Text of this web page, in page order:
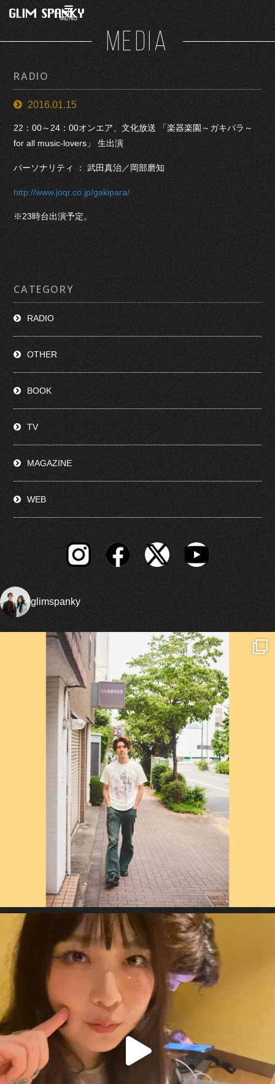
MENU
MEDIA
RADIO
2016.01.15
22：00～24：00オンエア、文化放送 「楽器楽園～ガキパラ～
for all music-lovers」 生出演
パーソナリティ ： 武田真治／岡部磨知
http://www.joqr.co.jp/gakipara/
※23時台出演予定。
CATEGORY
RADIO
OTHER
BOOK
TV
MAGAZINE
WEB
glimspanky